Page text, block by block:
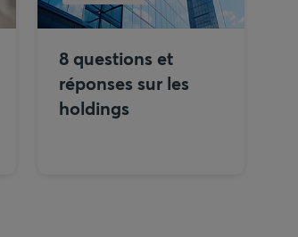
8 questions et
réponses sur les
holdings